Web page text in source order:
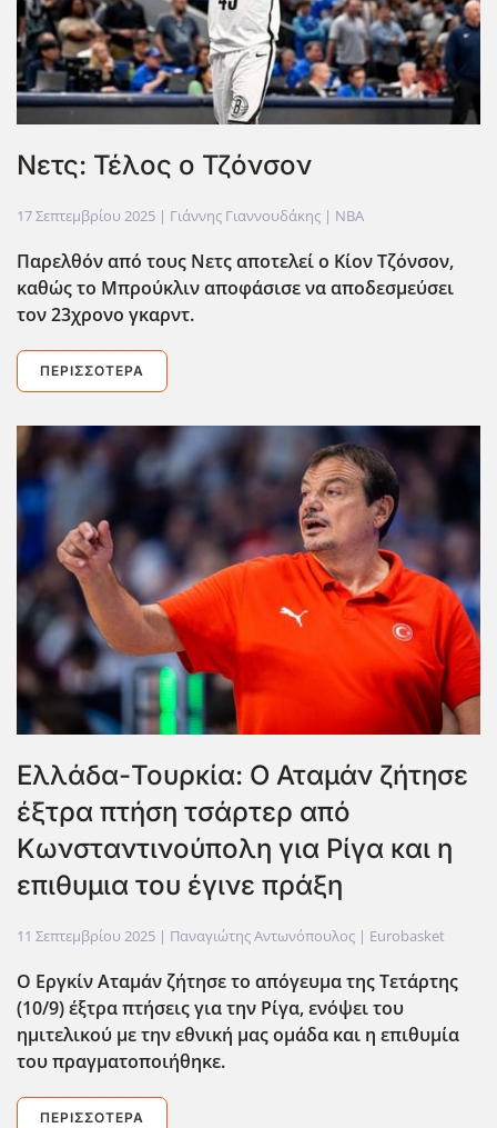
Νετς: Τέλος ο Τζόνσον
17 Σεπτεμβρίου 2025 | Γιάννης Γιαννουδάκης | NBA
Παρελθόν από τους Νετς αποτελεί ο Κίον Τζόνσον,
καθώς το Μπρούκλιν αποφάσισε να αποδεσμεύσει
τον 23χρονο γκαρντ.
ΠΕΡΙΣΣΌΤΕΡΑ
Ελλάδα-Τουρκία: Ο Αταμάν ζήτησε
έξτρα πτήση τσάρτερ από
Κωνσταντινούπολη για Ρίγα και η
επιθυμια του έγινε πράξη
11 Σεπτεμβρίου 2025 | Παναγιώτης Αντωνόπουλος | Eurobasket
Ο Εργκίν Αταμάν ζήτησε το απόγευμα της Τετάρτης
(10/9) έξτρα πτήσεις για την Ρίγα, ενόψει του
ημιτελικού με την εθνική μας ομάδα και η επιθυμία
του πραγματοποιήθηκε.
ΠΕΡΙΣΣΌΤΕΡΑ